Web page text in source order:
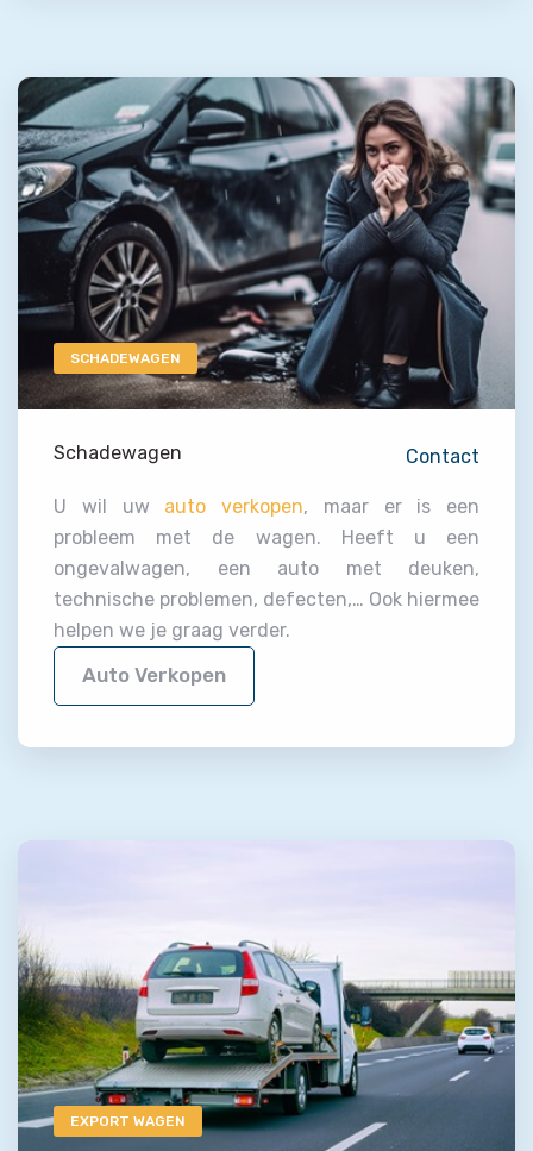
SCHADEWAGEN
Schadewagen Contact
U wil uw auto verkopen, maar er is een
probleem met de wagen. Heeft u een
ongevalwagen, een auto met deuken,
technische problemen, defecten,… Ook hiermee
helpen we je graag verder.
Auto Verkopen
EXPORT WAGEN